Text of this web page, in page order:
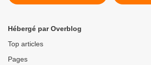
Hébergé par Overblog
Top articles
Pages